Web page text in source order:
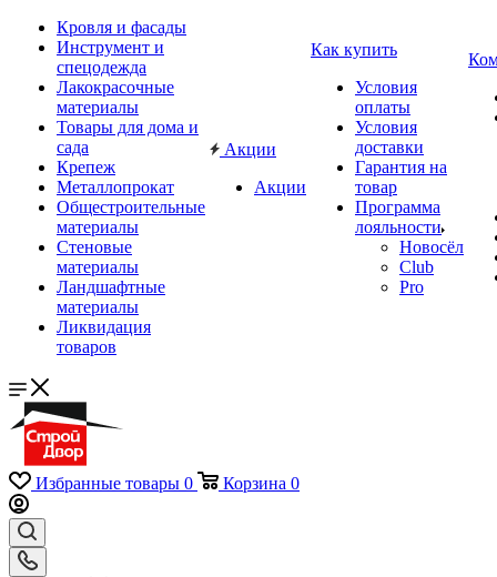
Кровля и фасады
Инструмент и
спецодежда
Лакокрасочные
материалы
Товары для дома и
сада
Крепеж
Металлопрокат
Общестроительные
материалы
Стеновые
материалы
Ландшафтные
материалы
Ликвидация
товаров
Акции
Акции
Как купить
Условия
оплаты
Условия
доставки
Гарантия на
товар
Программа
лояльности
Новосёл
Club
Pro
Избранные товары 0 Корзина 0